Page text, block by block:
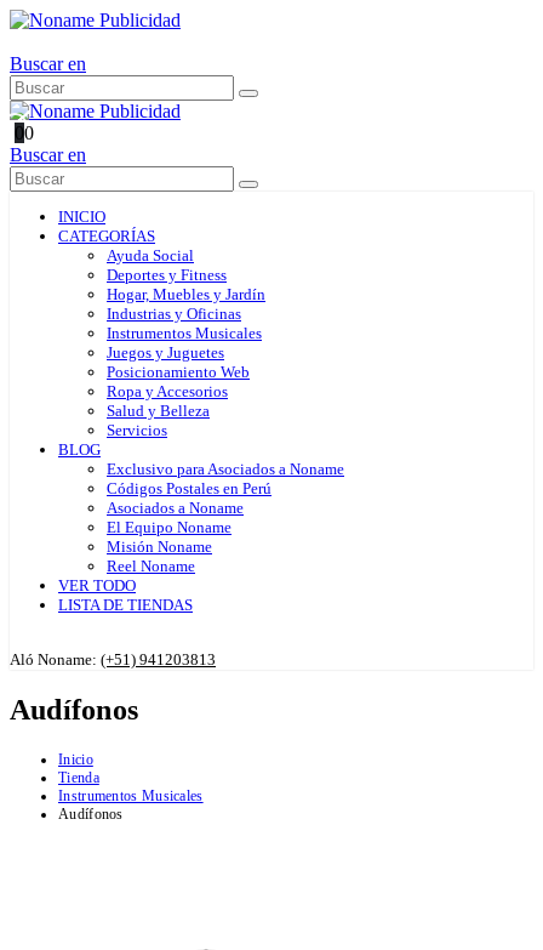
Buscar en
00
Buscar en
INICIO
CATEGORÍAS
Ayuda Social
Deportes y Fitness
Hogar, Muebles y Jardín
Industrias y Oficinas
Instrumentos Musicales
Juegos y Juguetes
Posicionamiento Web
Ropa y Accesorios
Salud y Belleza
Servicios
BLOG
Exclusivo para Asociados a Noname
Códigos Postales en Perú
Asociados a Noname
El Equipo Noname
Misión Noname
Reel Noname
VER TODO
LISTA DE TIENDAS
Aló Noname: (+51) 941203813
Audífonos
Inicio
Tienda
Instrumentos Musicales
Audífonos